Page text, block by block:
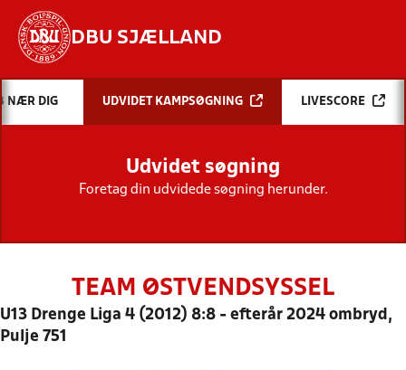
DBU SJÆLLAND
Hvad vil du søge efter?
INDHOLD OG NYHEDER
STILLINGER, RESULTATER, KLUBBER OG
HOLD
NÆR DIG UDVIDET KAMPSØGNING LIVESCORE
Udvidet søgning
Foretag din udvidede søgning herunder.
TEAM ØSTVENDSYSSEL
U13 Drenge Liga 4 (2012) 8:8 - efterår 2024 ombryd,
Pulje 751